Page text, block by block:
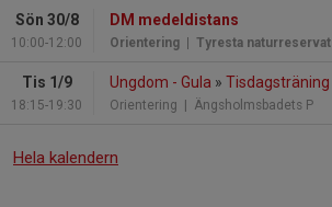
Sön 30/8
10:00-12:00
DM medeldistans
Orientering | Tyresta naturreservat
Tis 1/9
18:15-19:30
Ungdom - Gula » Tisdagsträning
Orientering | Ängsholmsbadets P
Hela kalendern